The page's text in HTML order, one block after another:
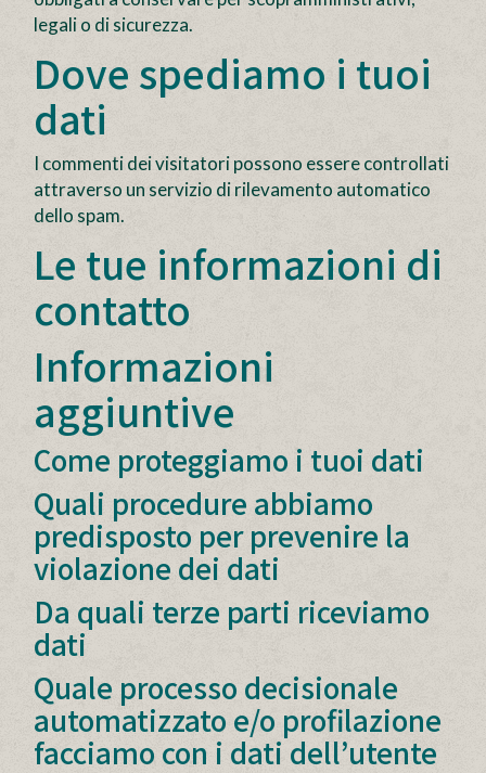
legali o di sicurezza.
Dove spediamo i tuoi
dati
I commenti dei visitatori possono essere controllati
attraverso un servizio di rilevamento automatico
dello spam.
Le tue informazioni di
contatto
Informazioni
aggiuntive
Come proteggiamo i tuoi dati
Quali procedure abbiamo
predisposto per prevenire la
violazione dei dati
Da quali terze parti riceviamo
dati
Quale processo decisionale
automatizzato e/o profilazione
facciamo con i dati dell’utente